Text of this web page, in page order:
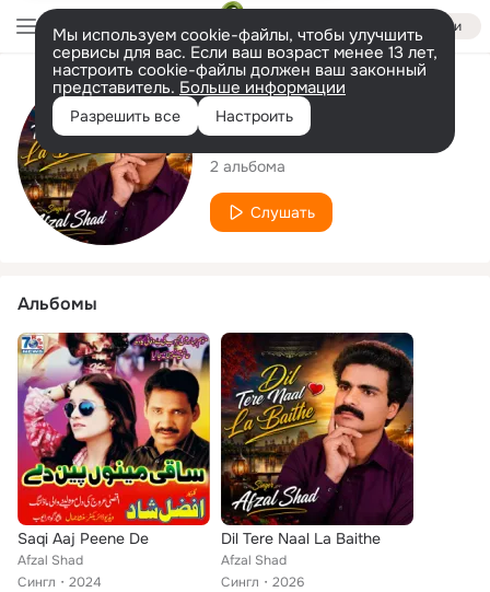
Войти
Мы используем cookie-файлы, чтобы улучшить
сервисы для вас. Если ваш возраст менее 13 лет,
настроить cookie-файлы должен ваш законный
представитель. Больше информации
Разрешить все Настроить
Исполнитель
Afzal Shad
2 альбома
Слушать
Альбомы
Saqi Aaj Peene De
Afzal Shad
Сингл
2024
Dil Tere Naal La Baithe
Afzal Shad
Сингл
2026